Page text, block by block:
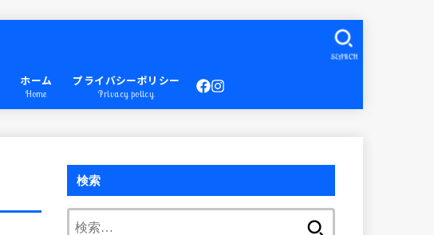
ホーム
Home
プライバシーポリシー
Privacy policy
SEARCH
検索